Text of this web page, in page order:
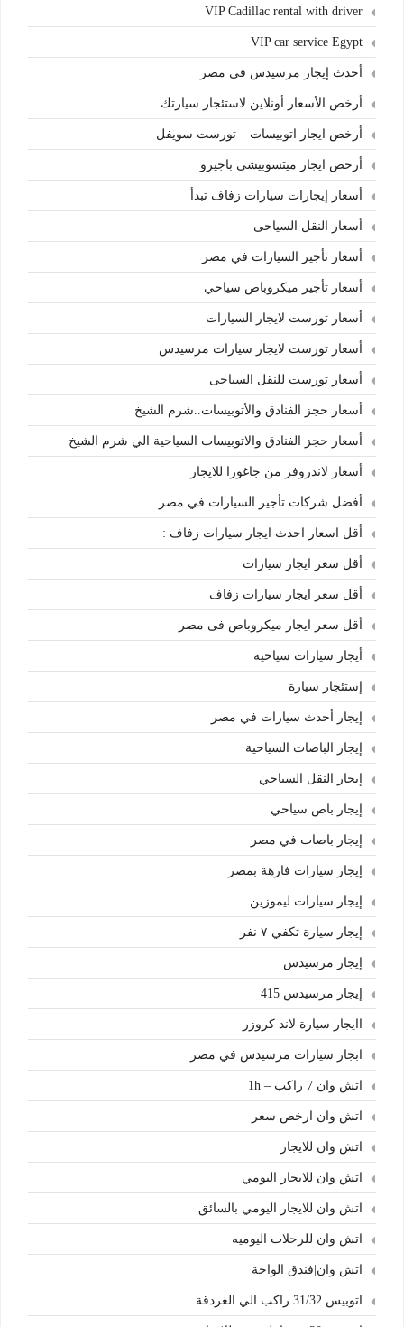
VIP Cadillac rental with driver
VIP car service Egypt
أحدث إيجار مرسيدس في مصر
أرخص الأسعار أونلاين لاستئجار سيارتك
أرخص ايجار اتوبيسات – تورست سويفل
أرخص ايجار ميتسوبيشى باجيرو
أسعار إيجارات سيارات زفاف تبدأ
أسعار النقل السياحى
أسعار تأجير السيارات في مصر
أسعار تأجير ميكروباص سياحي
أسعار تورست لايجار السيارات
أسعار تورست لايجار سيارات مرسيدس
أسعار تورست للنقل السياحى
أسعار حجز الفنادق والأتوبيسات..شرم الشيخ
أسعار حجز الفنادق والاتوبيسات السياحية الي شرم الشيخ
أسعار لاندروفر من جاغورا للايجار
أفضل شركات تأجير السيارات في مصر
أقل اسعار احدث ايجار سيارات زفاف :
أقل سعر ايجار سيارات
أقل سعر ايجار سيارات زفاف
أقل سعر ايجار ميكروباص فى مصر
أيجار سيارات سياحية
إستئجار سيارة
إيجار أحدث سيارات في مصر
إيجار الباصات السياحية
إيجار النقل السياحي
إيجار باص سياحي
إيجار باصات في مصر
إيجار سيارات فارهة بمصر
إيجار سيارات ليموزين
إيجار سيارة تكفي ٧ نفر
إيجار مرسيدس
إيجار مرسيدس 415
اايجار سيارة لاند كروزر
ابجار سيارات مرسيدس في مصر
اتش وان 7 راكب – 1h
اتش وان ارخص سعر
اتش وان للايجار
اتش وان للايجار اليومي
اتش وان للايجار اليومي بالسائق
اتش وان للرحلات اليوميه
اتش وان|فندق الواحة
اتوبيس 31/32 راكب الي الغردقة